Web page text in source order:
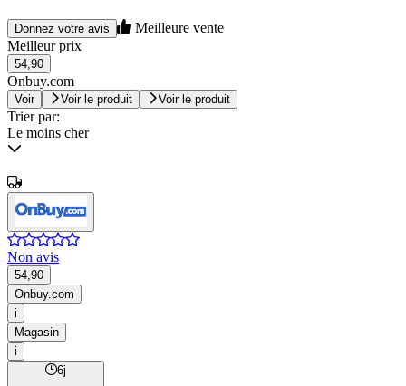
Donnez votre avis
Meilleure vente
Meilleur prix
54,90
Onbuy.com
Voir Voir le produit Voir le produit
Trier par:
Le moins cher
Non avis
54,90
Onbuy.com
i
Magasin
i
6j